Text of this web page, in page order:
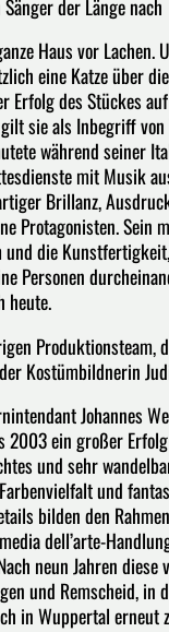
der Länge nach
Haus vor Lachen.
eine Katze über
Erfolg des Stückes
sie als Inbegriff von
während seiner
mit Musik
Brillanz,
Protagonisten. Sein
die
Personen
heute.
Produktionsteam,
Kostümbildnerin
Johannes
2003 ein großer
und sehr
und
bilden den
dell’arte-
neun Jahren
und Remscheid, in
in Wuppertal erneut